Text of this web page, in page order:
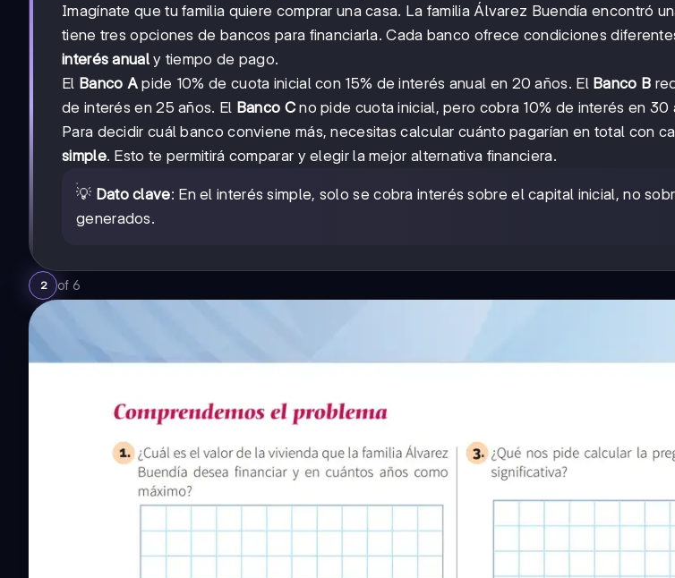
Imagínate que tu familia quiere comprar una casa. La familia Álvarez Buendía encontró
tiene tres opciones de bancos para financiarla. Cada banco ofrece condiciones
interés anualy tiempo de pago.
El Banco A pide 10% de cuota inicial con 15% de interés anual en 20 años. El Banco B
de interés en 25 años. El Banco Cno pide cuota inicial, pero cobra 10% de interés en 30
Para decidir cuál banco conviene más, necesitas calcular cuánto pagarían en total con
simple. Esto te permitirá comparar y elegir la mejor alternativa financiera.
💡 Dato clave: En el interés simple, solo se cobra interés sobre el capital inicial, no
generados.
2 of 6